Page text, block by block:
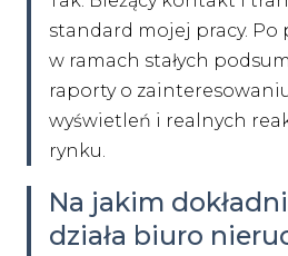
standard mojej pracy. Po
w ramach stałych
raporty o
wyświetleń i realnych
rynku.
Na jakim
działa biuro